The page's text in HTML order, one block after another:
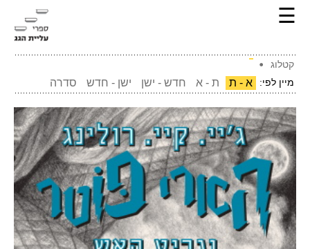
☰
קטלוג
מיין לפי:
א - ת ת - א חדש - ישן ישן - חדש סדרה